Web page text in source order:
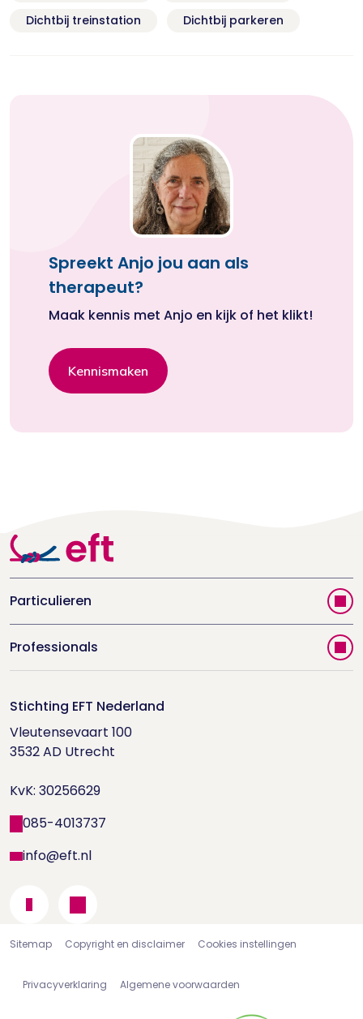
Dichtbij treinstation
Dichtbij parkeren
Spreekt Anjo jou aan als
therapeut?
Maak kennis met Anjo en kijk of het klikt!
Kennismaken
Particulieren
Vind jouw therapeut
Videoportal
Doe de relatietest
Houd me Vast-bijeenkomsten
Professionals
Trainingen
Supervisorenlijst
Nieuwsbrief ontvangen?
Wetenschappelijk onderzoek
Stichting EFT Nederland
Vleutensevaart 100
3532 AD Utrecht
KvK: 30256629
085-4013737
info@eft.nl
Sitemap Copyright en disclaimer Cookies instellingen
Privacyverklaring Algemene voorwaarden